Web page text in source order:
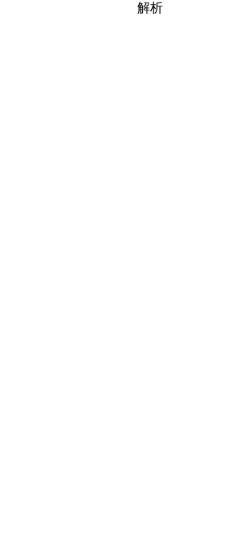
解析